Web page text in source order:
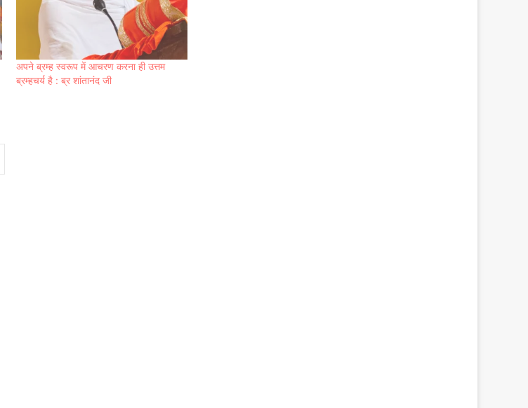
अपने ब्रम्ह स्वरूप में आचरण करना ही उत्तम
ब्रम्हचर्य है : ब्र शांतानंद जी